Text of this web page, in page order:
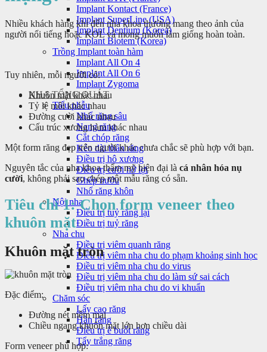
Implant Kontact (France)
Implant SuperLine (USA)
Implant Dentium (Korea)
Implant Biotem (Korea)
Trồng Implant toàn hàm
Implant All On 4
Implant All On 6
Implant Zygoma
NHA TỔNG QUÁT
Tiểu phẫu
Nhổ răng sâu
Nang răng
Cắt chóp răng
Kéo dài thân răng
Điều trị hô xương
Điều trị cười hở lợi
Ghép nướu
Nhổ răng khôn
Nội nha
Điều trị tuỷ răng lại
Điều trị tuỷ răng
Nha chu
Điều trị viêm quanh răng
Điều trị viêm nha chu do phạm khoảng sinh học
Điều trị viêm nha chu do virus
Điều trị viêm nha chu do làm sứ sai cách
Điều trị viêm nha chu do vi khuẩn
Chăm sóc
Lấy cao răng
Hàn răng
Điều trị ê buốt răng
Tẩy trắng răng
Nhiều khách hàng khi đến nha khoa thường mang theo ảnh của
người nổi tiếng hoặc KOL và mong muốn làm giống hoàn toàn.
Tuy nhiên, mỗi người có:
Khuôn mặt khác nhau
Tỷ lệ môi khác nhau
Đường cười khác nhau
Cấu trúc xương hàm khác nhau
Một form răng đẹp trên người khác chưa chắc sẽ phù hợp với bạn.
Nguyên tắc của nha khoa thẩm mỹ hiện đại là cá nhân hóa nụ
cười, không phải sao chép một mẫu răng có sẵn.
Tiêu chí 1: Chọn form veneer theo
khuôn mặt
Khuôn mặt tròn
Đặc điểm:
Đường nét mềm mại
Chiều ngang khuôn mặt lớn hơn chiều dài
Form veneer phù hợp: